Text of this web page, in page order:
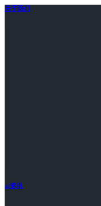
关于我们
ai资讯